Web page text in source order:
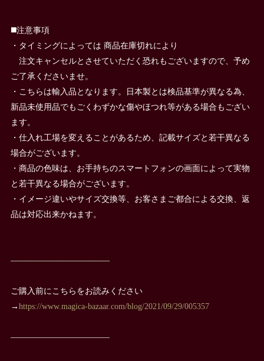
◼️注意事項
・タイミングによっては 商品在庫切れにより
注文キャンセルとさせていただく恐れもございますので、予め
ご了承くださいませ。
・こちらは輸入品となります。日本製とは検品基準が異なる為、
新品未使用品でもごくわずかな傷やほつれ等がある場合もござい
ます。
・仕入れ工場を変えることがあるため、記載サイズと若干異なる
場合がございます。
・商品の色味は、お手持ちのスマートフォンの画面によって実物
と若干異なる場合がございます。
・イメージ違いやサイズ交換等、お客さまご都合による交換、返
品は対応出来かねます。
————————————
ご購入前にこちらをお読みください
→https://www.magica-bazaar.com/blog/2021/09/29/005357
————————————